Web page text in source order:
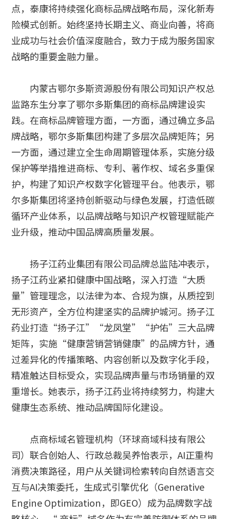
点，泰康将持续强化商标品牌战略布局，深化新寿
险模式创新。始终坚持长期主义、商业向善，将商
业成功与社会价值深度融合，致力于成为服务国家
战略的重要金融力量。
内蒙古鄂尔多斯资源股份有限公司知识产权总
监路东生分享了鄂尔多斯集团的商标品牌建设实
践。在商标品牌管理方面，一方面，通过确立多品
牌战略，鄂尔多斯集团构建了多层次品牌矩阵；另
一方面，通过建立全生命周期管理体系，实施分级
保护等举措推进商标、专利、著作权、域名多重保
护，构建了知识产权数字化管理平台。他表示，鄂
尔多斯集团将坚持创新驱动与绿色发展，打造低碳
循环产业体系，以品牌战略与知识产权管理赋能产
业升级，推动中国品牌高质量发展。
扬子江药业集团有限公司品牌总监陆冲表示，
扬子江药业紧扣健康中国战略，深入打造“大质
量”管理理念，以法律为本、合规为旗，从质控到
无形资产，全方位构建坚实的品牌护城河。扬子江
药业打造“扬子江”“龙凤堂”“护佑”三大品牌
矩阵，实施“健康营销营销健康”的品牌方针，通
过差异化的传播策略、内容创新以及数字化手段，
精准触达目标受众，实现品牌声量与市场销量的双
重增长。她表示，扬子江药业将持续努力，构建大
健康生态系统、推动品牌国际化建设。
点商标域名管理机构（环球商域科技有限公
司）联合创始人、行政总裁吴养怡表示，AI正重构
消费决策路径，用户从关键词检索转向自然语言交
互与AI决策委托，生成式引擎优化（Generative
Engine Optimization，即GEO）成为品牌数字战